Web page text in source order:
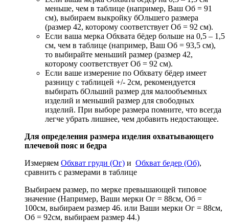
меньше, чем в таблице (например, Ваш Об = 91
см), выбираем выкройку бОльшего размера
(размер 42, которому соответствует Об = 92 см).
Если ваша мерка Обхвата бёдер больше на 0,5 – 1,5
см, чем в таблице (например, Ваш Об = 93,5 см),
то выбирайте меньший размер (размер 42,
которому соответствует Об = 92 см).
Если ваше измерение по Обхвату бёдер имеет
разницу с таблицей +/- 2см, рекомендуется
выбирать бОльший размер для малообъемных
изделий и меньший размер для свободных
изделий. При выборе размера помните, что всегда
легче убрать лишнее, чем добавить недостающее.
Для определения размера изделия охватывающего
плечевой пояс и бедра
Измеряем Обхват груди (Ог) и Обхват бедер (Об),
сравнить с размерами в таблице
Выбираем размер, по мерке превышающей типовое
значение (Например, Ваши мерки Ог = 88см, Об =
100см, выбираем размер 46. или Ваши мерки Ог = 88см,
Об = 92см, выбираем размер 44.)